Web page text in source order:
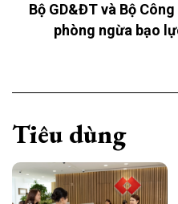
Bộ GD&ĐT và Bộ
phòng ngừa bạo
Tiêu dùng